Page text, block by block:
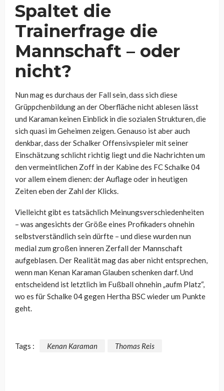
Spaltet die
Trainerfrage die
Mannschaft – oder
nicht?
Nun mag es durchaus der Fall sein, dass sich diese
Grüppchenbildung an der Oberfläche nicht ablesen lässt
und Karaman keinen Einblick in die sozialen Strukturen, die
sich quasi im Geheimen zeigen. Genauso ist aber auch
denkbar, dass der Schalker Offensivspieler mit seiner
Einschätzung schlicht richtig liegt und die Nachrichten um
den vermeintlichen Zoff in der Kabine des FC Schalke 04
vor allem einem dienen: der Auflage oder in heutigen
Zeiten eben der Zahl der Klicks.
Vielleicht gibt es tatsächlich Meinungsverschiedenheiten
– was angesichts der Größe eines Profikaders ohnehin
selbstverständlich sein dürfte – und diese wurden nun
medial zum großen inneren Zerfall der Mannschaft
aufgeblasen. Der Realität mag das aber nicht entsprechen,
wenn man Kenan Karaman Glauben schenken darf. Und
entscheidend ist letztlich im Fußball ohnehin „aufm Platz“,
wo es für Schalke 04 gegen Hertha BSC wieder um Punkte
geht.
Tags : Kenan Karaman Thomas Reis